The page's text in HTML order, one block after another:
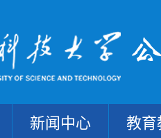
新闻中心 教育